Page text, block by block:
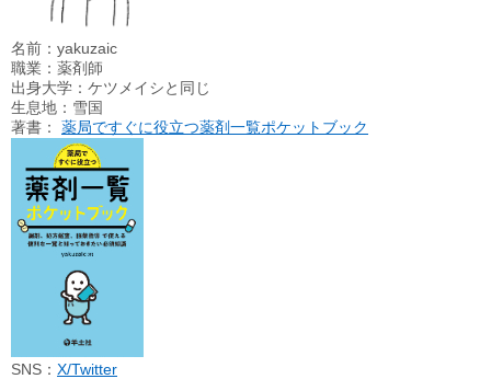
名前：yakuzaic
職業：薬剤師
出身大学：ケツメイシと同じ
生息地：雪国
著書： 薬局ですぐに役立つ薬剤一覧ポケットブック
SNS： X/Twitter